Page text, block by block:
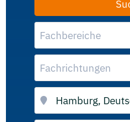
Fachbereiche
Fachrichtungen